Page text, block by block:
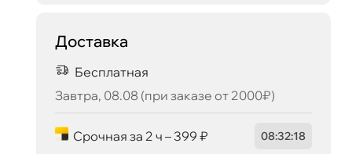
Доставка
Бесплатная
Завтра, 08.08 (при заказе от 2000₽)
Срочная за 2 ч – 399 ₽ 08:32:17